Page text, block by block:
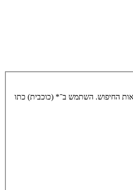
החיפוש. השתמש ב־* (כוכבית) כתו